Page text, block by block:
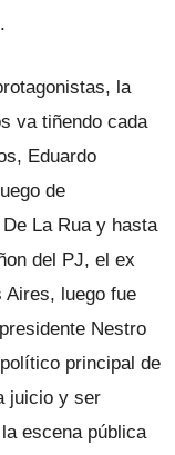
la
va tiñendo cada
Eduardo
de
La Rua y hasta
del PJ, el ex
Aires, luego fue
Nestro
principal de
juicio y ser
escena pública